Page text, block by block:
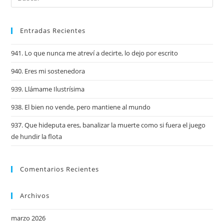
Entradas Recientes
941. Lo que nunca me atreví a decirte, lo dejo por escrito
940. Eres mi sostenedora
939. Llámame Ilustrísima
938. El bien no vende, pero mantiene al mundo
937. Que hideputa eres, banalizar la muerte como si fuera el juego
de hundir la flota
Comentarios Recientes
Archivos
marzo 2026